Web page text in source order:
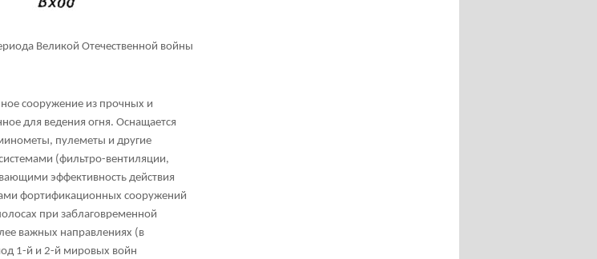
Великой Отечественной войны
сооружение из прочных и
для ведения огня. Оснащается
пулеметы и другие
(фильтро-вентиляции,
эффективность действия
фортификационных сооружений
при заблаговременной
важных направлениях (в
1-й и 2-й мировых войн